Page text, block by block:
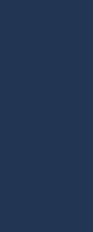
externe
dans une
s'ouvrira